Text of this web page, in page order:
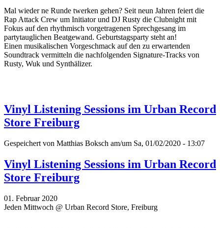
Mal wieder ne Runde twerken gehen? Seit neun Jahren feiert die
Rap Attack Crew um Initiator und DJ Rusty die Clubnight mit
Fokus auf den rhythmisch vorgetragenen Sprechgesang im
partytauglichen Beatgewand. Geburtstagsparty steht an!
Einen musikalischen Vorgeschmack auf den zu erwartenden
Soundtrack vermitteln die nachfolgenden Signature-Tracks von
Rusty, Wuk und Synthälizer.
Vinyl Listening Sessions im Urban Record
Store Freiburg
Gespeichert von Matthias Boksch am/um Sa, 01/02/2020 - 13:07
Vinyl Listening Sessions im Urban Record
Store Freiburg
01. Februar 2020
Jeden Mittwoch @ Urban Record Store, Freiburg